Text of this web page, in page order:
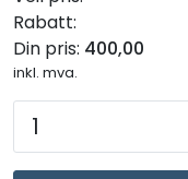
Rabatt:
Din pris: 400,00
inkl. mva.
FILTERMEDIA
VARMEANLEGG